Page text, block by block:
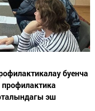
буенча
эш